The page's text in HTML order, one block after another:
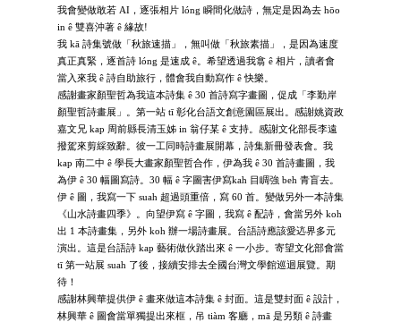
我會變做敢若 AI，逐張相片 lóng 瞬間化做詩，無定是因為去 hōo
in ê 雙喜沖著 ê 緣故!
我 kā 詩集號做「秋旅速描」，無叫做「秋旅素描」，是因為速度
真正真緊，逐首詩 lóng 是速成 ê。希望透過我翕 ê 相片，讀者會
當入來我 ê 詩自助旅行，體會我自動寫作 ê 快樂。
感謝畫家顏聖哲為我這本詩集 ê 30 首詩寫字畫圖，促成「李勤岸
顏聖哲詩畫展」。第一站 tī 彰化台語文創意園區展出。感謝姚資政
嘉文兄 kap 周前縣長清玉姊 in 翁仔某 ê 支持。感謝文化部長李遠
撥駕來剪綵致辭。彼一工同時詩畫展開幕，詩集新冊發表會。我
kap 南二中 ê 學長大畫家顏聖哲合作，伊為我 ê 30 首詩畫圖，我
為伊 ê 30 幅圖寫詩。30 幅 ê 字圖害伊寫kah 目睭強 beh 青盲去。
伊 ê 圖，我寫一下 suah 超過頭重倍，寫 60 首。變做另外一本詩集
《山水詩畫四季》。向望伊寫 ê 字圖，我寫 ê 配詩，會當另外 koh
出 1 本詩畫集，另外 koh 辦一場詩畫展。台語詩應該愛迒界多元
演出。這是台語詩 kap 藝術做伙踏出來 ê 一小步。寄望文化部會當
tī 第一站展 suah 了後，接續安排去全國台灣文學館巡迴展覽。期
待！
感謝林興華提供伊 ê 畫來做這本詩集 ê 封面。這是雙封面 ê 設計，
林興華 ê 圖會當單獨提出來框，吊 tiàm 客廳，mā 是另類 ê 詩畫